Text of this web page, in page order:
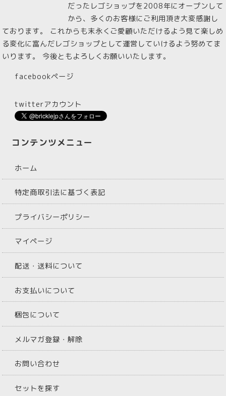
だったレゴショップを2008年にオープンして
から、多くのお客様にご利用頂き大変感謝し
ております。 これからも末永くご愛顧いただけるよう見て楽しめ
る変化に富んだレゴショップとして運営していけるよう努めてま
いります。 今後ともよろしくお願いいたします。
facebookページ
twitterアカウント
コンテンツメニュー
ホーム
特定商取引法に基づく表記
プライバシーポリシー
マイページ
配送・送料について
お支払いについて
梱包について
メルマガ登録・解除
お問い合わせ
セットを探す